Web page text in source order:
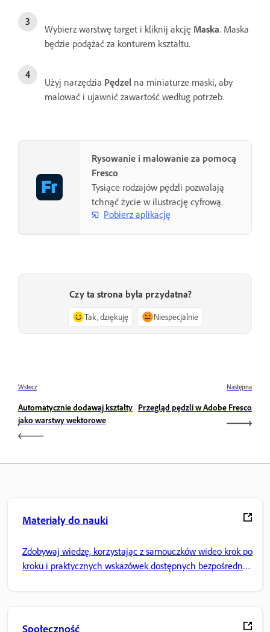
Wybierz warstwę target i kliknij akcję Maska. Maska
będzie podążać za konturem kształtu.
Użyj narzędzia Pędzel na miniaturze maski, aby
malować i ujawnić zawartość według potrzeb.
Rysowanie i malowanie za pomocą
Fresco
Tysiące rodzajów pędzli pozwalają
tchnąć życie w ilustrację cyfrową.
Pobierz aplikację
Czy ta strona była przydatna?
Tak, dziękuję Niespecjalnie
Wstecz
Automatycznie dodawaj kształty
jako warstwy wektorowe
Następna
Przegląd pędzli w Adobe Fresco
Materiały do nauki
Zdobywaj wiedzę, korzystając z samouczków wideo krok po
kroku i praktycznych wskazówek dostępnych bezpośrednio
Społeczność